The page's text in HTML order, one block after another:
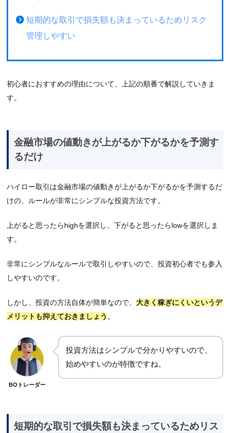
短期的な取引で損失額も決まっているためリスク
管理しやすい
初心者におすすめの理由について、上記の順番で解説していきま
す。
金融市場の値動きが上がるか下がるかを予測す
るだけ
ハイロー取引は金融市場の値動きが上がるか下がるかを予測するだ
けの、ルールが非常にシンプルな投資方法です。
上がると思ったらhighを選択し、下がると思ったらlowを選択しま
す。
非常にシンプルなルールで取引しやすいので、投資初心者でも参入
しやすいのです。
しかし、投資の方法自体が簡単なので、 大きく稼ぎにくいというデ
メリットも抑えておきましょう。
BOトレーダー
投資方法はシンプルで分かりやすいので、
始めやすいのが特徴ですね。
短期的な取引で損失額も決まっているためリス